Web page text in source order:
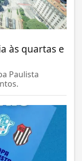
às quartas e
Paulista